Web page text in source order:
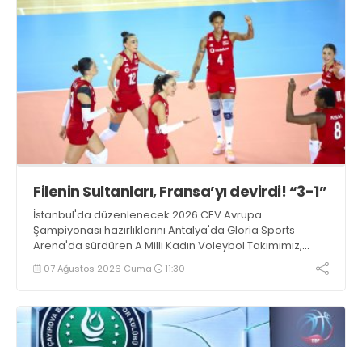
Filenin Sultanları, Fransa’yı devirdi! “3-1”
İstanbul'da düzenlenecek 2026 CEV Avrupa
Şampiyonası hazırlıklarını Antalya'da Gloria Sports
Arena'da sürdüren A Milli Kadın Voleybol Takımımız,
Fransa ile oynadığı hazırlık maçından 3-1 galip ayrıldı.
07 Ağustos 2026 Cuma 11:30